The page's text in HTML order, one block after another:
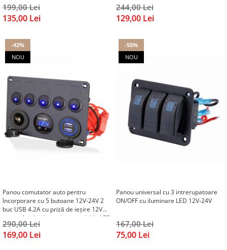
199,00 Lei
135,00 Lei
244,00 Lei
129,00 Lei
-42%
NOU
Panou comutator auto pentru
încorporare cu 5 butoane 12V-24V 2
buc USB 4.2A cu priză de ieșire 12V
pentru brichetă și voltmetru dublu LED
Negru
290,00 Lei
169,00 Lei
-55%
NOU
Panou universal cu 3 intrerupatoare
ON/OFF cu iluminare LED 12V-24V
167,00 Lei
75,00 Lei